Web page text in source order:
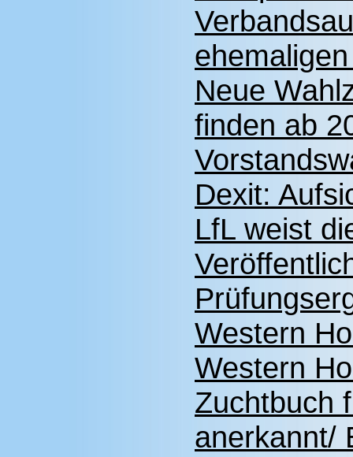
Neue
finden ab
Dexit:
LfL weist
Western
Western
Zuchtbuch
anerkannt/